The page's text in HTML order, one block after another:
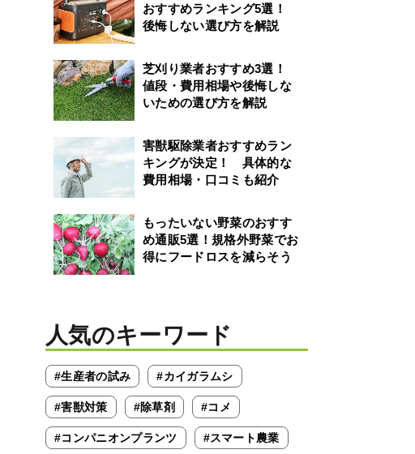
おすすめランキング5選！
後悔しない選び方を解説
芝刈り業者おすすめ3選！
値段・費用相場や後悔しな
いための選び方を解説
害獣駆除業者おすすめラン
キングが決定！ 具体的な
費用相場・口コミも紹介
もったいない野菜のおすす
め通販5選！規格外野菜でお
得にフードロスを減らそう
人気のキーワード
#生産者の試み #カイガラムシ
#害獣対策 #除草剤 #コメ
#コンパニオンプランツ #スマート農業